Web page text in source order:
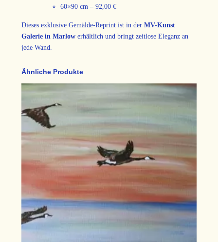
0
0
–
u
n
t
r
u
k
f
L
e
i
60×90 cm – 92,00 €
Dieses exklusive Gemälde-Reprint ist in der MV-Kunst
Galerie in Marlowerhältlich und bringt zeitlose Eleganz an
jede Wand.
Ähnliche Produkte